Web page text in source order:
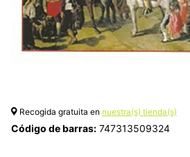
Recogida gratuita en nuestra(s) tienda(s)
Código de barras: 747313509324